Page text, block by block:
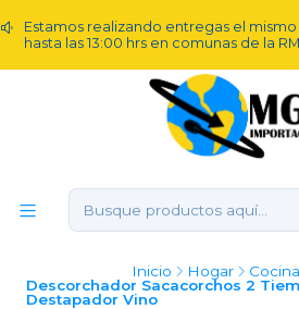
Estamos realizando entregas el
hasta las 13:00 hrs en comunas de la
Inicio Hogar Cocina
Descorchador Sacacorchos 2
Destapador Vino